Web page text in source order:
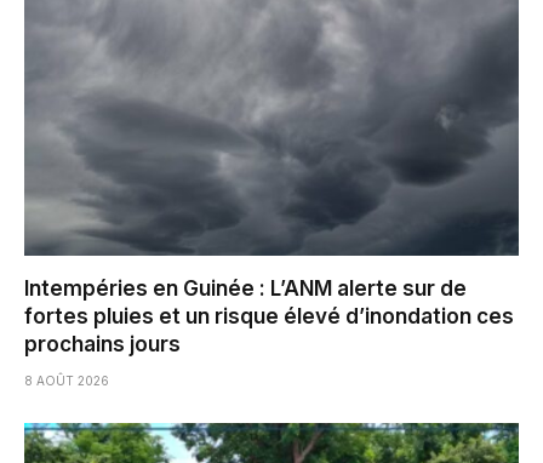
Intempéries en Guinée : L’ANM alerte sur de
fortes pluies et un risque élevé d’inondation ces
prochains jours
8 AOÛT 2026